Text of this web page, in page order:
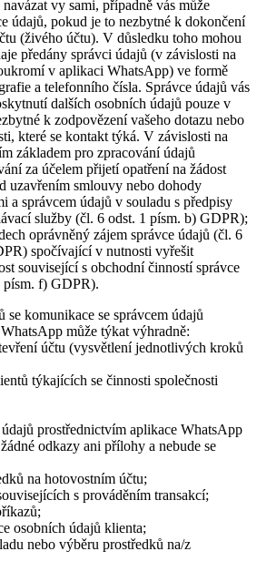
vy sami, případně vás může
údajů, pokud je to nezbytné k dokončení
(živého účtu). V důsledku toho mohou
předány správci údajů (v závislosti na
v aplikaci WhatsApp) ve formě
a telefonního čísla. Správce údajů vás
dalších osobních údajů pouze v
k zodpovězení vašeho dotazu nebo
které se kontakt týká. V závislosti na
základem pro zpracování údajů
za účelem přijetí opatření na žádost
uzavřením smlouvy nebo dohody
a správcem údajů v souladu s předpisy
služby (čl. 6 odst. 1 písm. b) GDPR);
oprávněný zájem správce údajů (čl. 6
spočívající v nutnosti vyřešit
související s obchodní činností správce
písm. f) GDPR).
se komunikace se správcem údajů
může týkat výhradně:
účtu (vysvětlení jednotlivých kroků
týkajících se činnosti společnosti
prostřednictvím aplikace WhatsApp
odkazy ani přílohy a nebude se
na hotovostním účtu;
s prováděním transakcí;
osobních údajů klienta;
nebo výběru prostředků na/z